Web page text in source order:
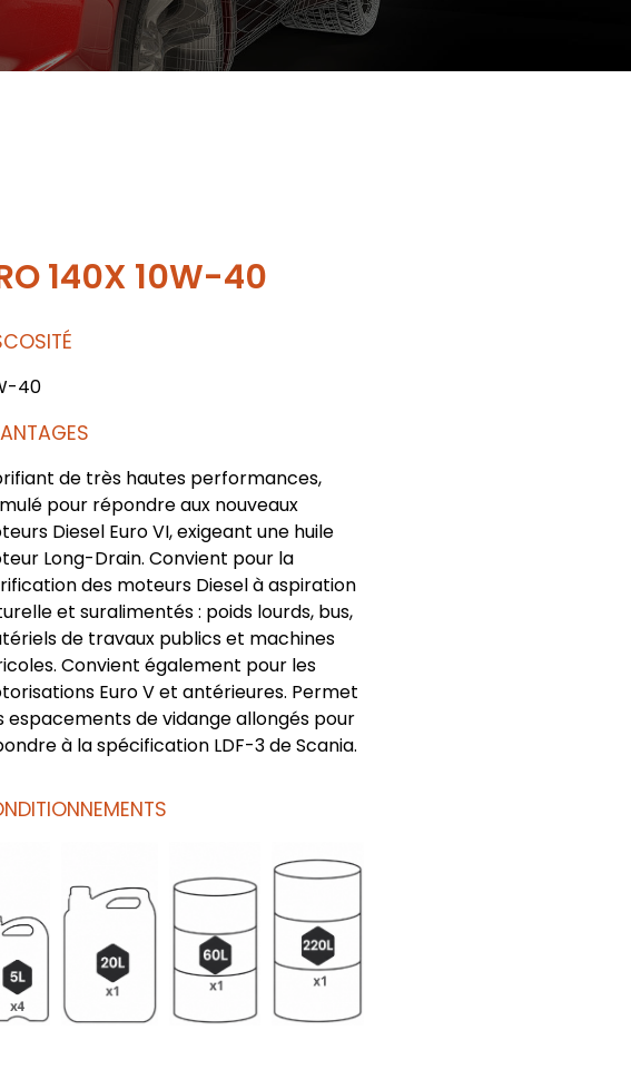
140X 10W-40
40
de très hautes performances,
pour répondre aux nouveaux
Diesel Euro VI, exigeant une huile
Long-Drain. Convient pour la
des moteurs Diesel à aspiration
et suralimentés : poids lourds, bus,
de travaux publics et machines
Convient également pour les
Euro V et antérieures. Permet
espacements de vidange allongés pour
à la spécification LDF-3 de Scania.